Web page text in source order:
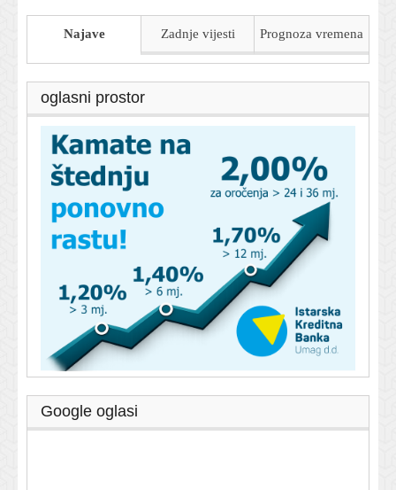
Najave Zadnje vijesti Prognoza vremena
oglasni prostor
Google oglasi